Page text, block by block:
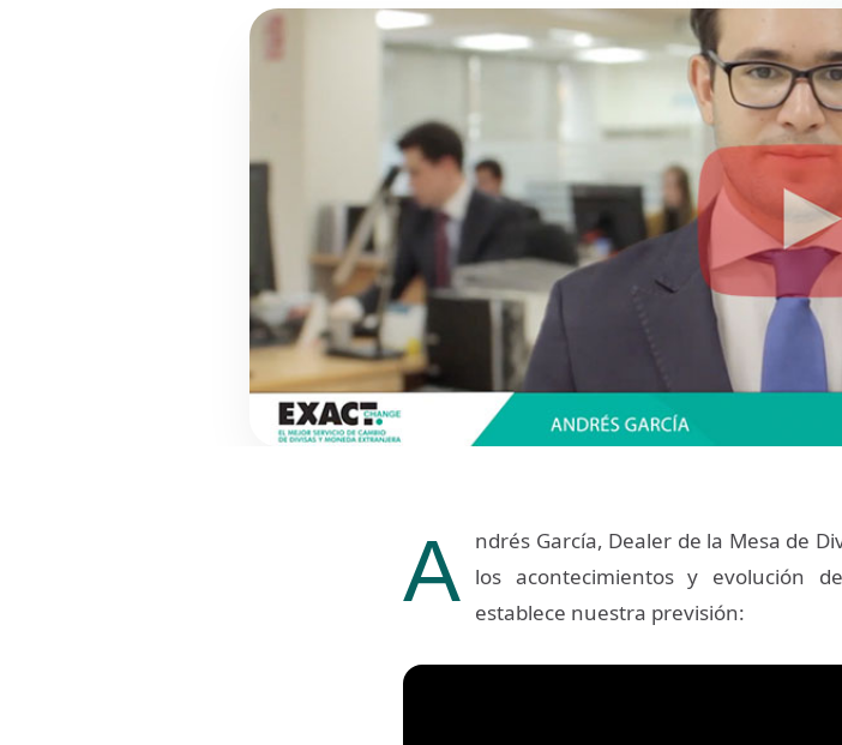
A
ndrés García, Dealer de la Mesa de
los acontecimientos y evolución
establece nuestra previsión: